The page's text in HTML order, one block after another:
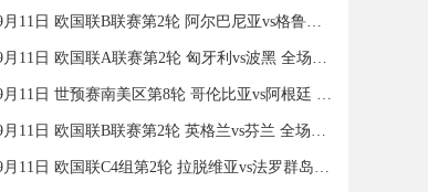
2024年09月11日 欧国联B联赛第2轮 阿尔巴尼亚vs格鲁吉亚 全场录像
2024年09月11日 欧国联A联赛第2轮 匈牙利vs波黑 全场录像
2024年09月11日 世预赛南美区第8轮 哥伦比亚vs阿根廷 全场录像
2024年09月11日 欧国联B联赛第2轮 英格兰vs芬兰 全场录像
2024年09月11日 欧国联C4组第2轮 拉脱维亚vs法罗群岛 全场录像